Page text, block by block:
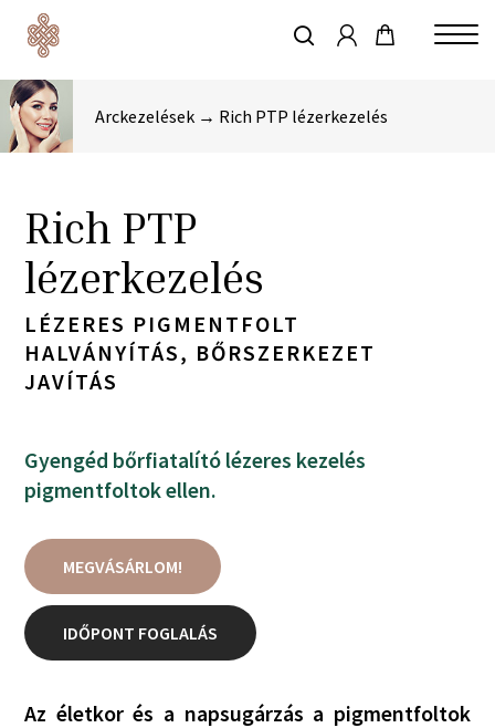
content
keresés
Arckezelések → Rich PTP lézerkezelés
Rich PTP
lézerkezelés
LÉZERES PIGMENTFOLT
HALVÁNYÍTÁS, BŐRSZERKEZET
JAVÍTÁS
Gyengéd bőrfiatalító lézeres kezelés
pigmentfoltok ellen.
MEGVÁSÁRLOM!
IDŐPONT FOGLALÁS
Az életkor és a napsugárzás a pigmentfoltok